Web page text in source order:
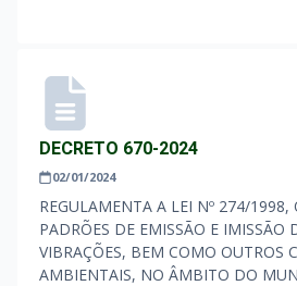
DECRETO 670-2024
02/01/2024
REGULAMENTA A LEI Nº 274/1998,
PADRÕES DE EMISSÃO E IMISSÃO
VIBRAÇÕES, BEM COMO OUTROS
AMBIENTAIS, NO ÂMBITO DO